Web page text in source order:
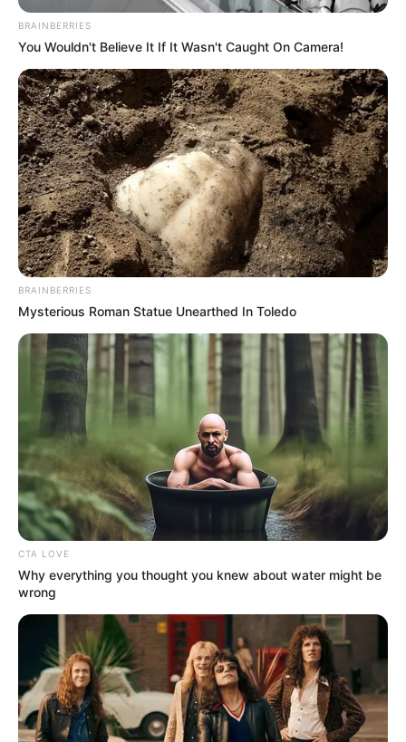
BRAINBERRIES
You Wouldn't Believe It If It Wasn't Caught On Camera!
BRAINBERRIES
Mysterious Roman Statue Unearthed In Toledo
CTA LOVE
Why everything you thought you knew about water might be
wrong